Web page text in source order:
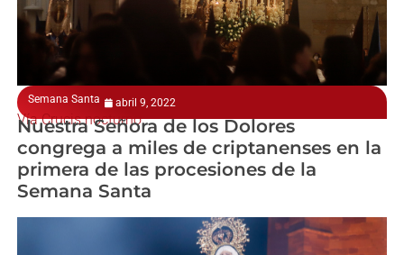
Semana Santa abril 9, 2022
Vía Crucis nocturno
Nuestra Señora de los Dolores
congrega a miles de criptanenses en la
primera de las procesiones de la
Semana Santa